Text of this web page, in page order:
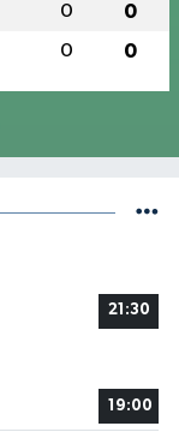
0 0
0 0
21:30
19:00